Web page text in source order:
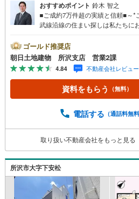
おすすめポイント 鈴木 智之
■ご成約7万件超の実績と信頼■～*
武線沿線の住まい探しは私たち
玉・神奈川に展開。豊富な取引デ
に、お客様一人ひとりに最適なご
「住宅ローンが不安」「自己資金
る？」「住み替えの進め方が分か
却に関するお悩みにも有資格ス
計画の立案から契約・お引渡しま
件ごとのメリット・注意点をまと
応。まずはお気軽にご相談くださ
様は、西武線「所沢駅」西口より
お客様は、提携駐車場がございま
までお尋ねください。
ゴールド推奨店
朝日土地建物 所沢支店 営業2課
4.84 不動産会社レビュ
資料をもらう （無料）
電話する （通話料無料
取り扱い不動産会社をもっと見る
所沢市大字下安松